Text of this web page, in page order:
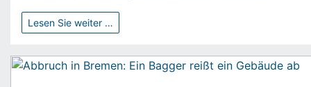
Lesen Sie weiter …